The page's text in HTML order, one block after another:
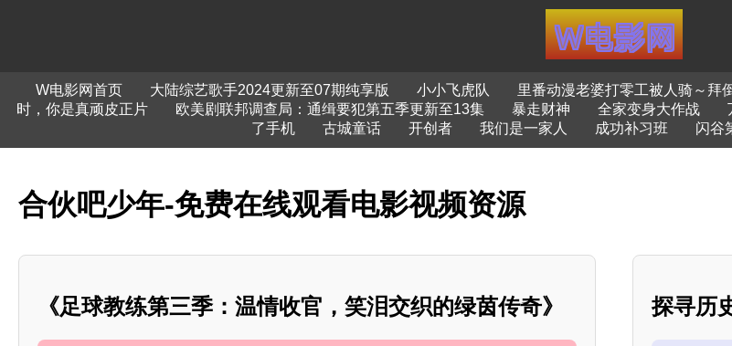
W电影网首页 大陆综艺歌手2024更新至07期纯享版 小小飞虎队 里番动漫老婆打零工被人骑～拜
时，你是真顽皮正片
欧美剧联邦调查局：通缉要犯第五季更新至13集 暴走财神 全家变身大作战
了手机
古城童话 开创者 我们是一家人 成功补习班 闪谷
合伙吧少年-免费在线观看电影视频资源
《足球教练第三季：温情收官，笑泪交织的绿茵传奇》 探寻历